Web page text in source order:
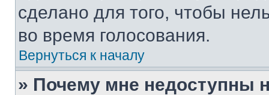
сделано для того, чтобы
во время голосования.
Вернуться к началу
» Почему мне недоступны